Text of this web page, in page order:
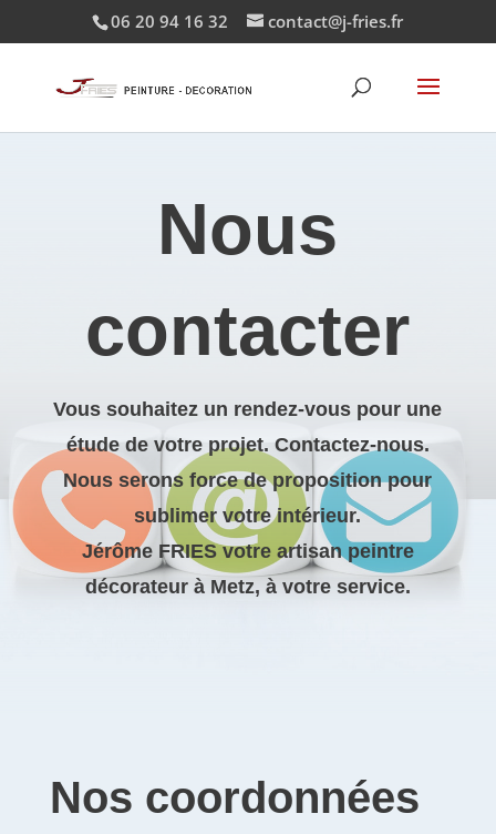
06 20 94 16 32 contact@j-fries.fr
Nous
contacter
Vous souhaitez un rendez-vous pour une
étude de votre projet. Contactez-nous.
Nous serons force de proposition pour
sublimer votre intérieur.
Jérôme FRIES votre artisan peintre
décorateur à Metz, à votre service.
Nos coordonnées